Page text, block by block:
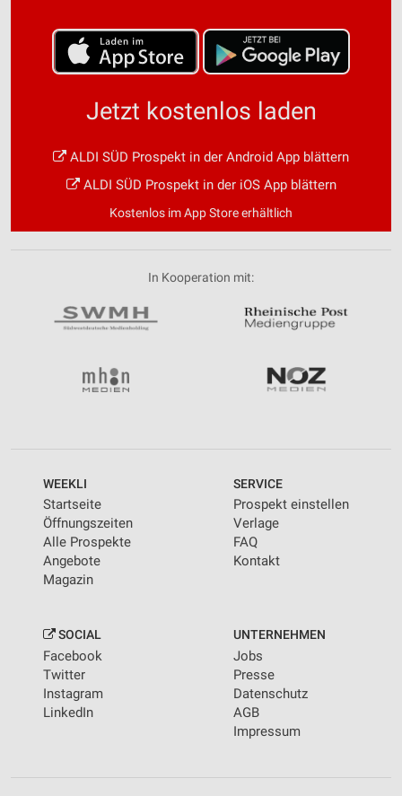
Jetzt kostenlos laden
ALDI SÜD Prospekt in der Android App blättern
ALDI SÜD Prospekt in der iOS App blättern
Kostenlos im App Store erhältlich
In Kooperation mit:
WEEKLI
Startseite
Öffnungszeiten
Alle Prospekte
Angebote
Magazin
SERVICE
Prospekt einstellen
Verlage
FAQ
Kontakt
SOCIAL
Facebook
Twitter
Instagram
LinkedIn
UNTERNEHMEN
Jobs
Presse
Datenschutz
AGB
Impressum